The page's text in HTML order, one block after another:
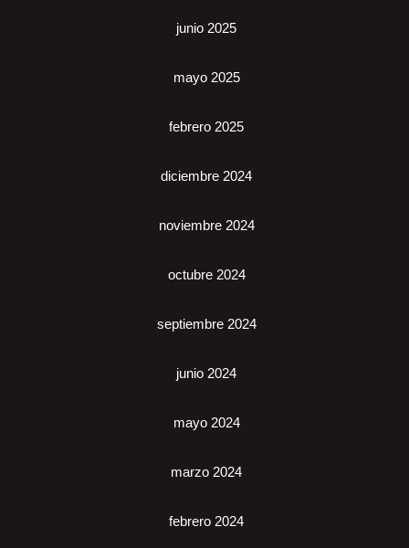
junio 2025
mayo 2025
febrero 2025
diciembre 2024
noviembre 2024
octubre 2024
septiembre 2024
junio 2024
mayo 2024
marzo 2024
febrero 2024